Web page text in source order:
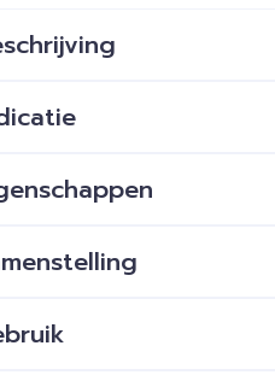
spectrum bescherming:
pollutie, anti-oxidant en
afwerking.
niet in de ogen!
filters q.s. SPF 50 :